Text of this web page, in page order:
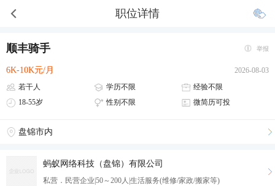
职位详情
顺丰骑手 举报
6K-10K元/月
2026-08-03
若干人
学历不限
经验不限
18-55岁
性别不限 微简历可投
盘锦市内
蚂蚁网络科技（盘锦）有限公司
私营．民营企业|50～200人|生活服务(维修/家政/搬家等)